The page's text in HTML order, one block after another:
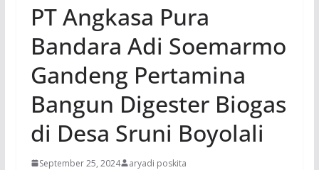
PT Angkasa Pura
Bandara Adi Soemarmo
Gandeng Pertamina
Bangun Digester Biogas
di Desa Sruni Boyolali
September 25, 2024 aryadi poskita